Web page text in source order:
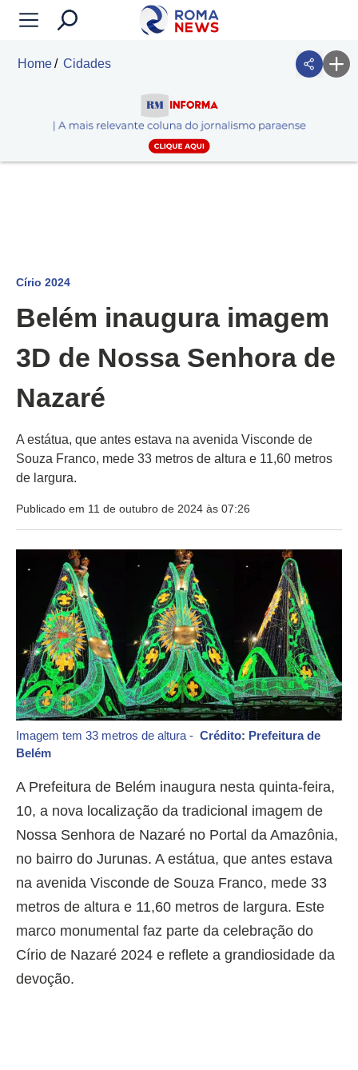
Home Cidades
Círio 2024
Belém inaugura imagem
3D de Nossa Senhora de
Nazaré
A estátua, que antes estava na avenida Visconde de
Souza Franco, mede 33 metros de altura e 11,60 metros
de largura.
Publicado em 11 de outubro de 2024 às 07:26
Imagem tem 33 metros de altura - Crédito: Prefeitura de
Belém
A Prefeitura de Belém inaugura nesta quinta-feira,
10, a nova localização da tradicional imagem de
Nossa Senhora de Nazaré no Portal da Amazônia,
no bairro do Jurunas. A estátua, que antes estava
na avenida Visconde de Souza Franco, mede 33
metros de altura e 11,60 metros de largura. Este
marco monumental faz parte da celebração do
Círio de Nazaré 2024 e reflete a grandiosidade da
devoção.